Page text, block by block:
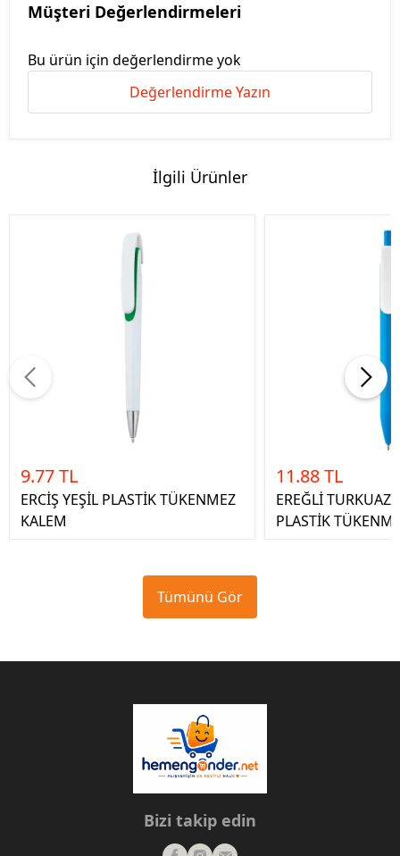
Müşteri Değerlendirmeleri
Bu ürün için değerlendirme yok
Değerlendirme Yazın
İlgili Ürünler
9.77 TL
ERCİŞ YEŞİL PLASTİK TÜKENMEZ
KALEM
11.88 TL
EREĞLİ TURKUAZ
PLASTİK
Tümünü Gör
Bizi takip edin